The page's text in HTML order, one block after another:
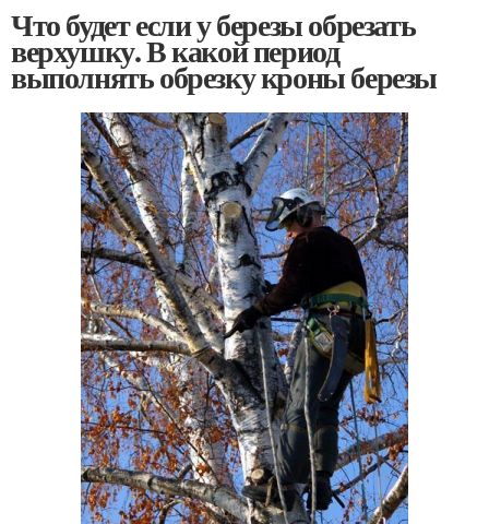
Что будет если у березы обрезать
верхушку. В какой период
выполнять обрезку кроны березы